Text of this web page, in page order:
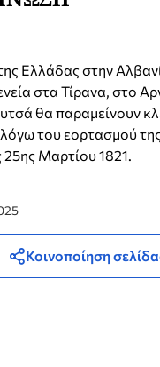
Ελλάδας στην
στα Τίρανα, στο
θα παραμείνουν
του εορτασμού
25ης Μαρτίου 1821.
Κοινοποίηση